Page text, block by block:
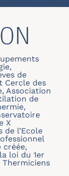
de
Cercle des
Association
de
X
de l’Ecole
créée,
loi du 1er
Thermiciens